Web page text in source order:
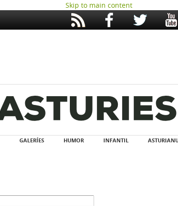
Skip to main content
GALERÍES HUMOR INFANTIL